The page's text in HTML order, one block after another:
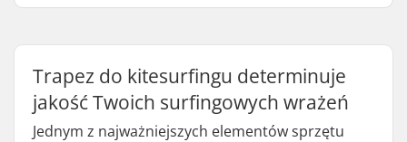
Trapez do kitesurfingu determinuje
jakość Twoich surfingowych wrażeń
Jednym z najważniejszych elementów sprzętu